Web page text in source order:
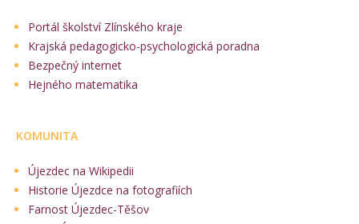
Portál školství Zlínského kraje
Krajská pedagogicko-psychologická poradna
Bezpečný internet
Hejného matematika
KOMUNITA
Újezdec na Wikipedii
Historie Újezdce na fotografiích
Farnost Újezdec-Těšov